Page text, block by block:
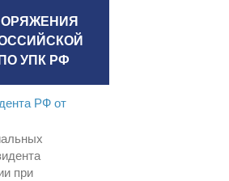
УПК РФ
РФ от
при